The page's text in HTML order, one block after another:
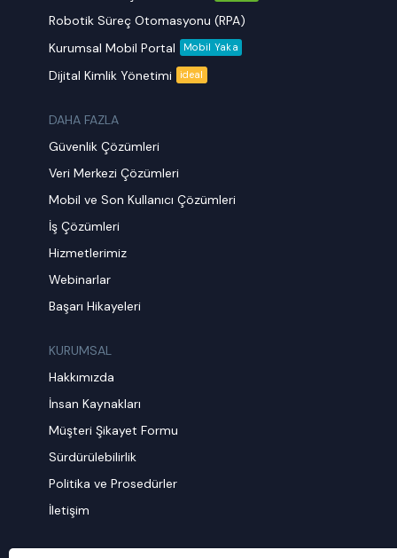
Robotik Süreç Otomasyonu (RPA)
Kurumsal Mobil Portal
Mobil Yaka
Dijital Kimlik Yönetimi ideal
DAHA FAZLA
Güvenlik Çözümleri
Veri Merkezi Çözümleri
Mobil ve Son Kullanıcı Çözümleri
İş Çözümleri
Hizmetlerimiz
Webinarlar
Başarı Hikayeleri
KURUMSAL
Hakkımızda
İnsan Kaynakları
Müşteri Şikayet Formu
Sürdürülebilirlik
Politika ve Prosedürler
İletişim